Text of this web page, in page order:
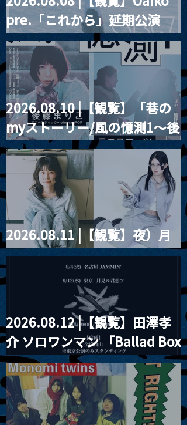
pre.「これから」延期公演
Blurred City Lights × 17歳
とベルリンの壁
2026.08.10 |【観覧】「巷の
myストーリー/風の憶測1～後
藤まりこアコースティック
violence POPとテニスコー
ツ」
2026.08.11 |【観覧】夜）月
見ル君想フpre. Sugar Shock
2026.08.12 |【観覧】田澤孝
介 ソロワンマン 「Ballad Box
2026」